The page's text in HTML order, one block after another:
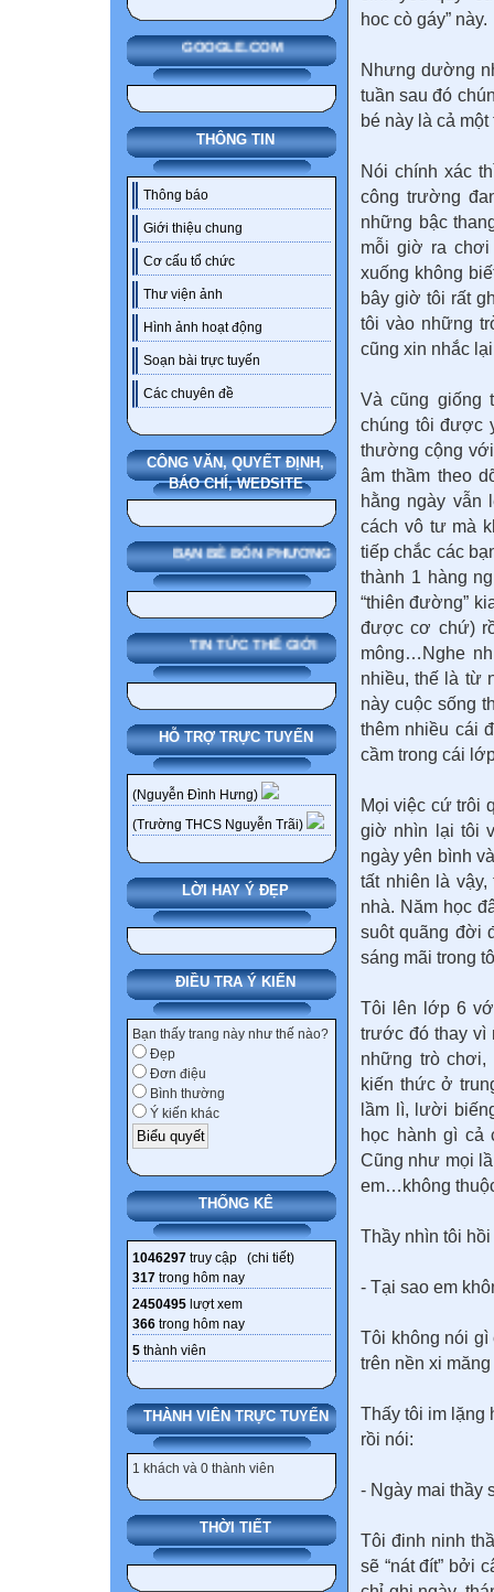
GOOGLE.COM
THÔNG TIN
Thông báo
Giới thiệu chung
Cơ cấu tổ chức
Thư viện ảnh
Hình ảnh hoạt động
Soạn bài trực tuyến
Các chuyên đề
CÔNG VĂN, QUYẾT ĐỊNH,
BÁO CHÍ, WEDSITE
BẠN BÈ BỐN PHƯƠNG
TIN TỨC THẾ GIỚI
HỖ TRỢ TRỰC TUYẾN
(Nguyễn Đình Hưng)
(Trường THCS Nguyễn Trãi)
LỜI HAY Ý ĐẸP
ĐIỀU TRA Ý KIẾN
Bạn thấy trang này như thế nào?
Đẹp
Đơn điệu
Bình thường
Ý kiến khác
THỐNG KÊ
1046297 truy cập (chi tiết)
317 trong hôm nay
2450495 lượt xem
366 trong hôm nay
5 thành viên
THÀNH VIÊN TRỰC TUYẾN
1 khách và 0 thành viên
THỜI TIẾT
hoc cò gáy” này.
Nhưng dường
tuần sau đó
bé này là cả
Nói chính xác
công trường
những bậc
mỗi giờ ra
xuống không
bây giờ tôi rất
tôi vào những
cũng xin nhắc
Và cũng giống
chúng tôi được
thường cộng
âm thầm theo
hằng ngày vẫn
cách vô tư mà
tiếp chắc các
thành 1 hàng
“thiên đường”
được cơ chứ)
mông…Nghe
nhiều, thế là từ
này cuộc sống
thêm nhiều cái
cầm trong cái
Mọi việc cứ trôi
giờ nhìn lại tôi
ngày yên bình
tất nhiên là
nhà. Năm học
suôt quãng đời
sáng mãi trong
Tôi lên lớp 6
trước đó thay vì
những trò
kiến thức ở
lầm lì, lười
học hành gì cả
Cũng như mọi
em…không
Thầy nhìn tôi
- Tại sao em
Tôi không nói gì
trên nền xi
Thấy tôi im lặng
rồi nói:
- Ngày mai thầy
Tôi đinh ninh
sẽ “nát đít” bởi